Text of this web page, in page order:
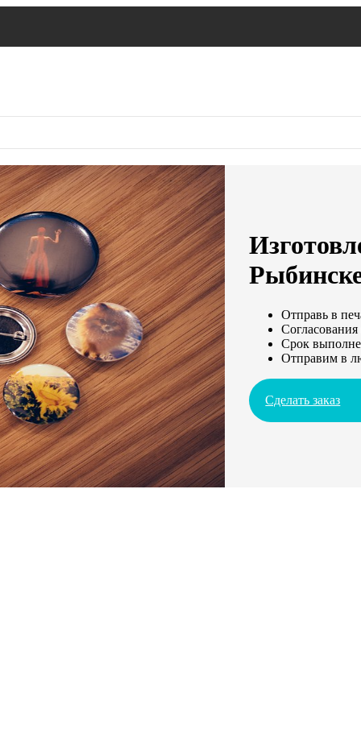
Отправь в
Срок
Отправим в
Сделать заказ